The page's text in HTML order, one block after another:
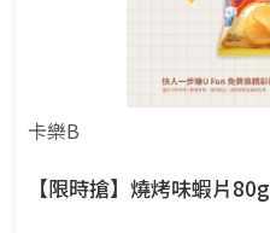
卡樂B
【限時搶】燒烤味蝦片80g